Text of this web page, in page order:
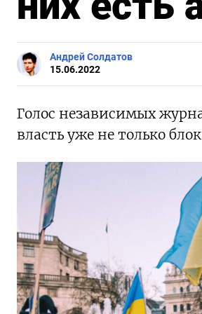
Андрей Солдатов
15.06.2022
Голос независимых
власть уже не только